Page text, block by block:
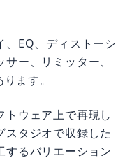
、EQ、ディストーシ
ー、リミッター、
ます。
ウェア上で再現し
スタジオで収録した
するバリエーション